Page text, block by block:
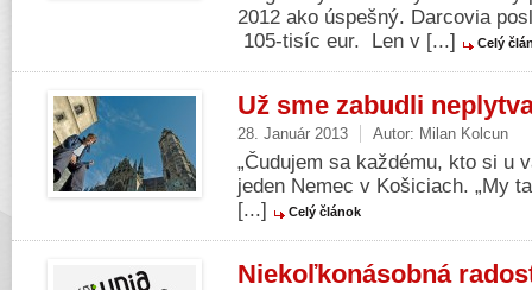
2012 ako úspešný. Darcovia
105-tisíc eur. Len v [...]
Celý
Už sme zabudli
28. Január 2013 Autor: Milan Kolcun
„Čudujem sa každému, kto si u
jeden Nemec v Košiciach. „My
[...]
Celý článok
Niekoľkonásobná